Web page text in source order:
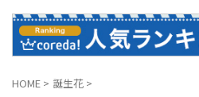
HOME > 誕生花 >